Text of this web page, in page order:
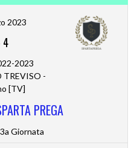
2023
4
2023
TREVISO -
[TV]
PREGA
Giornata